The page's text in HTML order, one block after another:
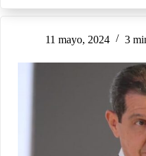
11 mayo, 2024 3